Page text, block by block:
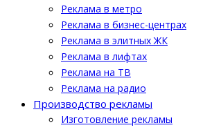
Реклама в метро
Реклама в бизнес-центрах
Реклама в элитных ЖК
Реклама в лифтах
Реклама на ТВ
Реклама на радио
Производство рекламы
Изготовление рекламы